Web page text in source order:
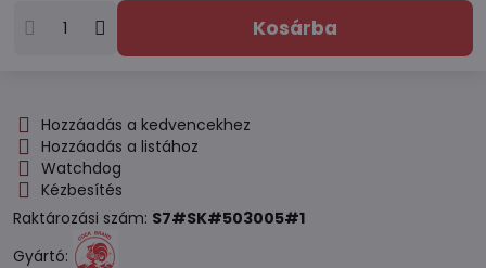
Kosárba
Hozzáadás a kedvencekhez
Hozzáadás a listához
Watchdog
Kézbesítés
Raktározási szám: S7#SK#503005#1
Gyártó: